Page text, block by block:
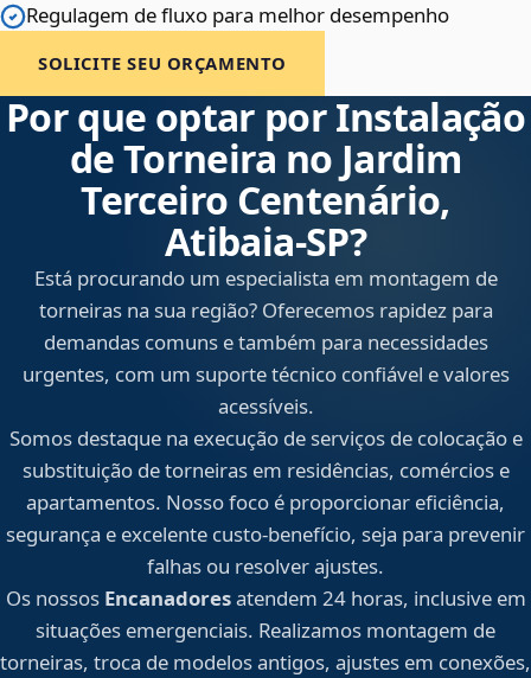
Regulagem de fluxo para melhor desempenho
SOLICITE SEU ORÇAMENTO
Por que optar por Instalação
de Torneira no Jardim
Terceiro Centenário,
Atibaia‑SP?
Está procurando um especialista em montagem de
torneiras na sua região? Oferecemos rapidez para
demandas comuns e também para necessidades
urgentes, com um suporte técnico confiável e valores
acessíveis.
Somos destaque na execução de serviços de colocação e
substituição de torneiras em residências, comércios e
apartamentos. Nosso foco é proporcionar eficiência,
segurança e excelente custo-benefício, seja para prevenir
falhas ou resolver ajustes.
Os nossos Encanadoresatendem 24 horas, inclusive em
situações emergenciais. Realizamos montagem de
torneiras, troca de modelos antigos, ajustes em conexões,